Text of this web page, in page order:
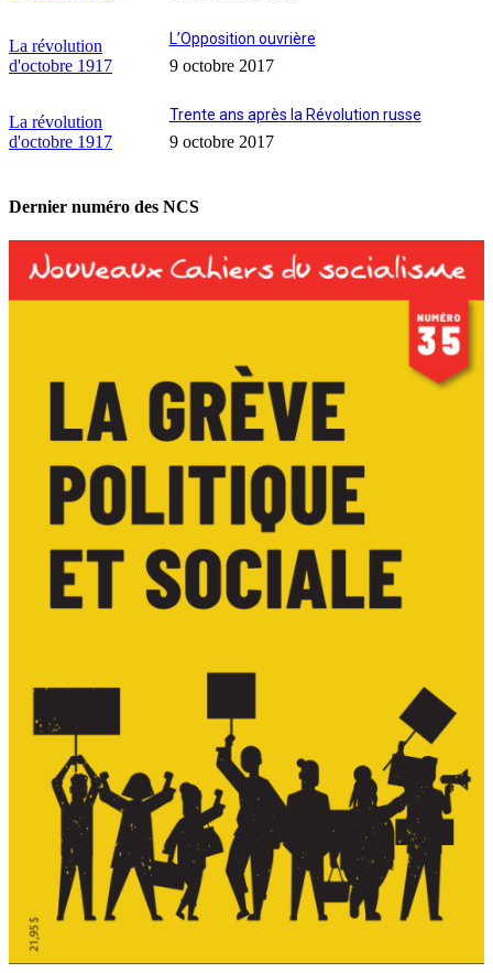
La révolution
d'octobre 1917
L’Opposition ouvrière
9 octobre 2017
La révolution
d'octobre 1917
Trente ans après la Révolution russe
9 octobre 2017
Dernier numéro des NCS